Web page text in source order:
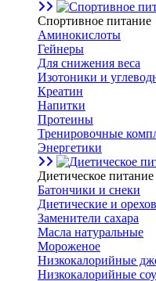
Спортивное питание
Аминокислоты
Гейнеры
Для снижения веса
Изотоники и
Креатин
Напитки
Протеины
Тренировочные
Энергетики
Диетическое питание
Батончики и снеки
Диетические и
Заменители сахара
Масла натуральные
Мороженое
Низкокалорийные
Низкокалорийные